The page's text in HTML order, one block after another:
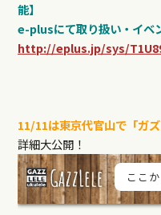
能】
e-plusにて取り扱い・イ
http://eplus.jp/sys/
11/11は東京代官山で「ガ
詳細大公開！